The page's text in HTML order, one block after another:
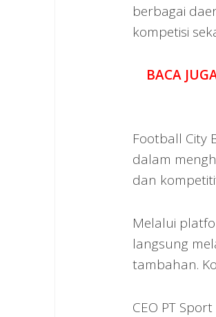
berbagai
kompetisi
BACA
Football City
dalam
dan
Melalui
langsung
tambahan.
CEO PT